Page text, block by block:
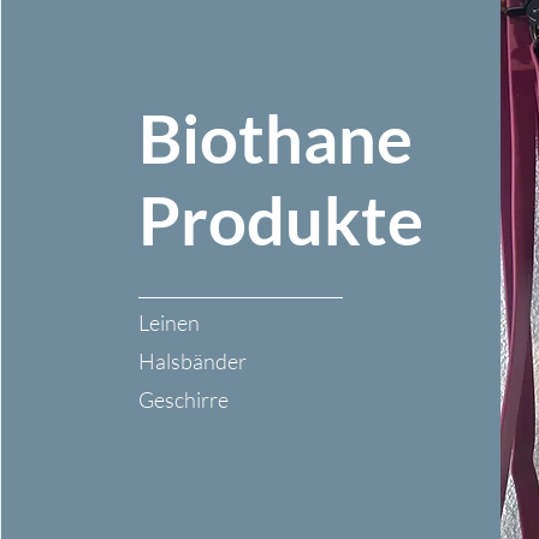
Biothane
Produkte
Leinen
Halsbänder
Geschirre